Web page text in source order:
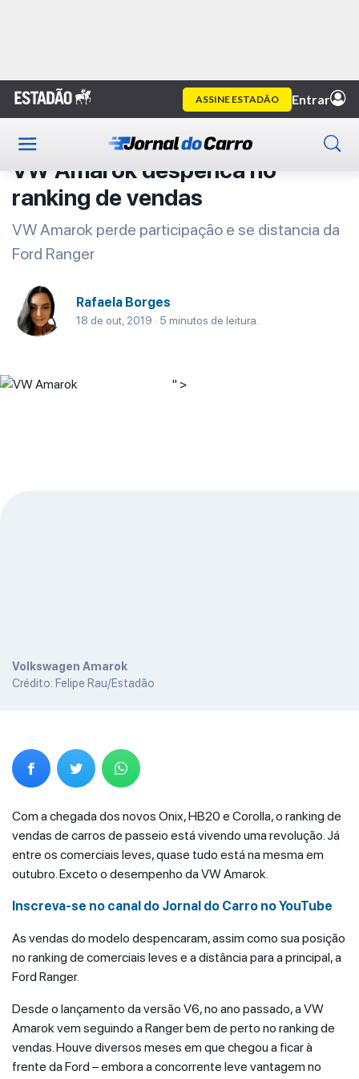
Primeira Classe
VW Amarok despenca no
ranking de vendas
VW Amarok perde participação e se distancia da
Ford Ranger
Rafaela Borges
18 de out, 2019 · 5 minutos de leitura.
" >
Volkswagen Amarok
Crédito: Felipe Rau/Estadão
Com a chegada dos novos Onix, HB20 e Corolla, o ranking de
vendas de carros de passeio está vivendo uma revolução. Já
entre os comerciais leves, quase tudo está na mesma em
outubro. Exceto o desempenho da VW Amarok.
Inscreva-se no canal do Jornal do Carro no YouTube
As vendas do modelo despencaram, assim como sua posição
no ranking de comerciais leves e a distância para a principal, a
Ford Ranger.
Desde o lançamento da versão V6, no ano passado, a VW
Amarok vem seguindo a Ranger bem de perto no ranking de
vendas. Houve diversos meses em que chegou a ficar à
frente da Ford – embora a concorrente leve vantagem no